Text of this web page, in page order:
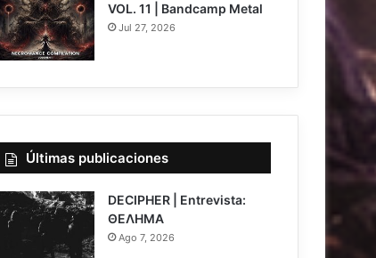
VOL. 11 | Bandcamp Metal
Jul 27, 2026
Últimas publicaciones
DECIPHER | Entrevista:
ΘΕΛΗΜΑ
Ago 7, 2026